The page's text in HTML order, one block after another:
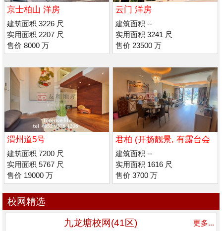
京士柏山 洋房
建筑面积 3226 尺
实用面积 2207 尺
售价 8000 万
云门 洋房
建筑面积 --
实用面积 3241 尺
售价 23500 万
渭州道5号
建筑面积 7200 尺
实用面积 5767 尺
售价 19000 万
君柏 (开扬靓景, 有露台会
所)
建筑面积 --
实用面积 1616 尺
售价 3700 万
校网精选
九龙塘校网(41区)
更多...